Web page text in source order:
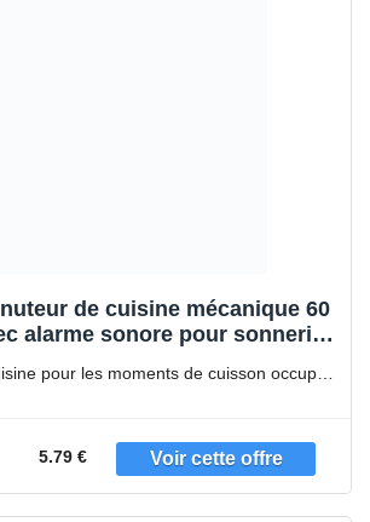
de cuisine mécanique 60
alarme sonore pour sonnerie,
gestion, noir
pour les moments de cuisson occupés
5.79 €